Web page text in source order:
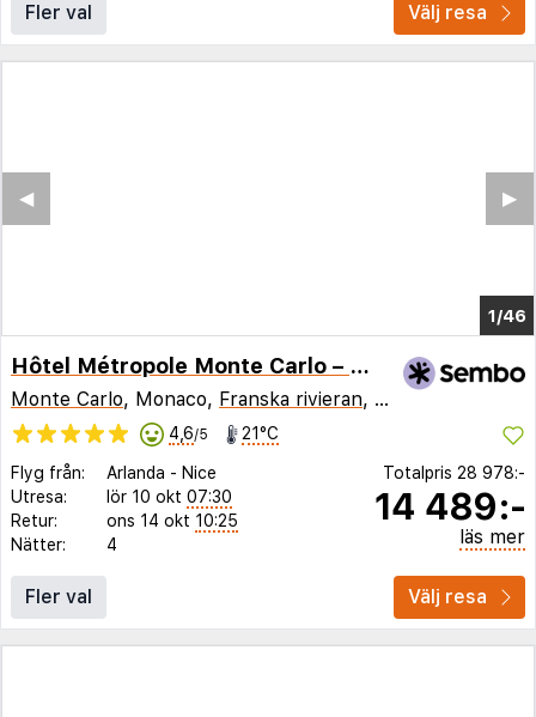
Fler val Välj resa
1/40
▶︎
◀︎
Hôtel Métropole Monte Carlo – Spa Guerlain
Monte Carlo, Monaco, Franska rivieran, Frankrike
4,6/5 21°C
Flyg från: Arlanda - Nice
Utresa:
lör 10 okt 07:30
Retur:
ons 14 okt 10:25
Nätter:
4
Totalpris 28 978:-
14 489:-
läs mer
Fler val Välj resa